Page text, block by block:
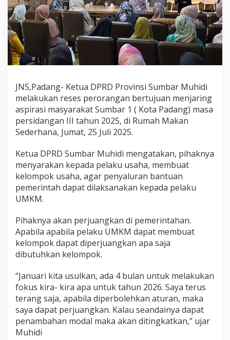
R
e
s
j
u
a
n
g
k
n
N
a
s
i
e
a
k
s
a
h
a
d
a
JNS,Padang- Ketua DPRD Provinsi Sumbar Muhidi
melakukan reses perorangan bertujuan menjaring
aspirasi masyarakat Sumbar 1 ( Kota Padang) masa
persidangan III tahun 2025, di Rumah Makan
Sederhana, Jumat, 25 Juli 2025.
Ketua DPRD Sumbar Muhidi mengatakan, pihaknya
menyarakan kepada pelaku usaha, membuat
kelompok usaha, agar penyaluran bantuan
pemerintah dapat dilaksanakan kepada pelaku
UMKM.
Pihaknya akan perjuangkan di pemerintahan.
Apabila apabila pelaku UMKM dapat membuat
kelompok dapat diperjuangkan apa saja
dibutuhkan kelompok.
“Januari kita usulkan, ada 4 bulan untuk melakukan
fokus kira- kira apa untuk tahun 2026. Saya terus
terang saja, apabila diperbolehkan aturan, maka
saya dapat perjuangkan. Kalau seandainya dapat
penambahan modal maka akan ditingkatkan,” ujar
Muhidi